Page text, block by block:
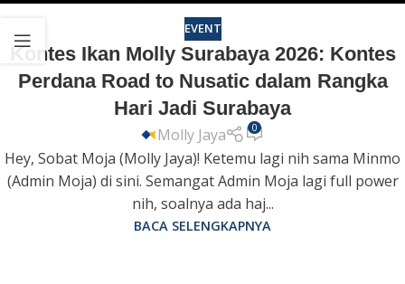
EVENT
Kontes Ikan Molly Surabaya 2026: Kontes
Perdana Road to Nusatic dalam Rangka
Hari Jadi Surabaya
Molly Jaya 0
Hey, Sobat Moja (Molly Jaya)! Ketemu lagi nih sama Minmo
(Admin Moja) di sini. Semangat Admin Moja lagi full power
nih, soalnya ada haj...
BACA SELENGKAPNYA